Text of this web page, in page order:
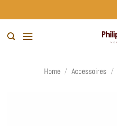
naar
Home / Accessoires /